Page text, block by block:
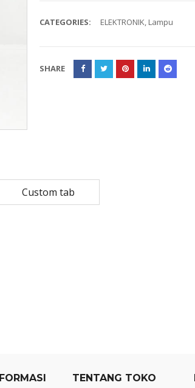
CATEGORIES: ELEKTRONIK, Lampu
SHARE
Custom tab
Rp93,850
TENTANG TOKO